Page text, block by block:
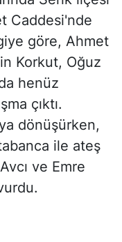
Caddesi'nde
göre, Ahmet
Korkut, Oğuz
henüz
çıktı.
dönüşürken,
ile ateş
ve Emre